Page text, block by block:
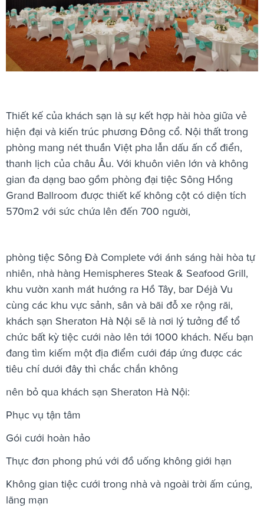
Thiết kế của khách sạn là sự kết hợp hài hòa giữa vẻ
hiện đại và kiến trúc phương Đông cổ. Nội thất trong
phòng mang nét thuần Việt pha lẫn dấu ấn cổ điển,
thanh lịch của châu Âu. Với khuôn viên lớn và không
gian đa dạng bao gồm phòng đại tiệc Sông Hồng
Grand Ballroom được thiết kế không cột có diện tích
570m2 với sức chứa lên đến 700 người,
phòng tiệc Sông Đà Complete với ánh sáng hài hòa tự
nhiên, nhà hàng Hemispheres Steak & Seafood Grill,
khu vườn xanh mát hướng ra Hồ Tây, bar Déjà Vu
cùng các khu vực sảnh, sân và bãi đỗ xe rộng rãi,
khách sạn Sheraton Hà Nội sẽ là nơi lý tưởng để tổ
chức bất kỳ tiệc cưới nào lên tới 1000 khách. Nếu bạn
đang tìm kiếm một địa điểm cưới đáp ứng được các
tiêu chí dưới đây thì chắc chắn không
nên bỏ qua khách sạn Sheraton Hà Nội:
Phục vụ tận tâm
Gói cưới hoàn hảo
Thực đơn phong phú với đồ uống không giới hạn
Không gian tiệc cưới trong nhà và ngoài trời ấm cúng,
lãng mạn